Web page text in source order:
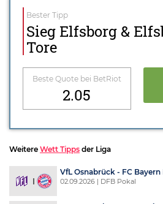
Bester Tipp
Sieg Elfsborg &
Tore
Beste Quote bei BetRiot
2.05
Weitere Wett Tipps der Liga
VfL Osnabrück - FC
02.09.2026 | DFB Pokal